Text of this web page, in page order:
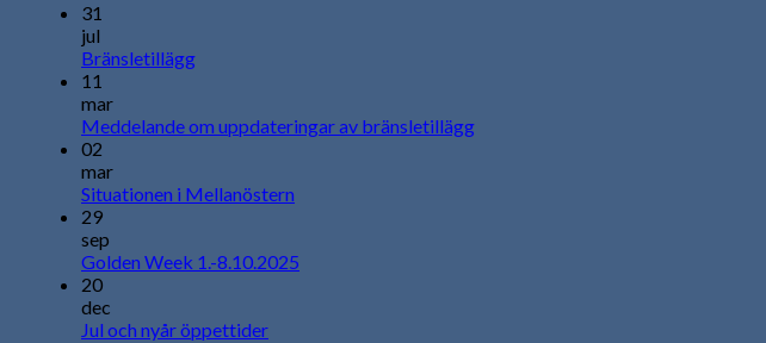
31
jul
Bränsletillägg
11
mar
Meddelande om uppdateringar av bränsletillägg
02
mar
Situationen i Mellanöstern
29
sep
Golden Week 1.-8.10.2025
20
dec
Jul och nyår öppettider